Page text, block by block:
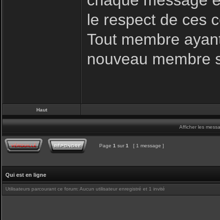
le respect de ces
Tout membre
nouveau membre
Haut
Afficher les
Page 1 sur 1 [ 1 message ]
Qui est en ligne
Utilisateurs parcourant ce forum: Aucun utilisateur enregistré et 1 invité